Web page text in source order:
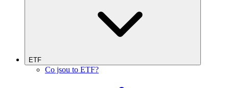
ETF
Co jsou to ETF?